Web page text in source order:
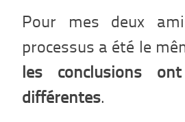
Pour mes deux
processus a été le
les conclusions
différentes.